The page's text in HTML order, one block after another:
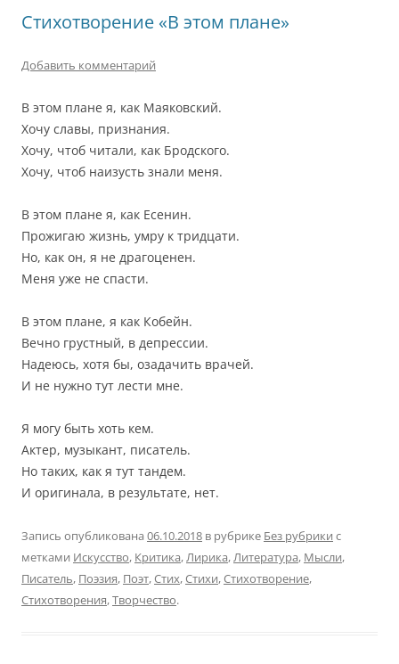
Стихотворение «В этом плане»
Добавить комментарий
В этом плане я, как Маяковский.
Хочу славы, признания.
Хочу, чтоб читали, как Бродского.
Хочу, чтоб наизусть знали меня.
В этом плане я, как Есенин.
Прожигаю жизнь, умру к тридцати.
Но, как он, я не драгоценен.
Меня уже не спасти.
В этом плане, я как Кобейн.
Вечно грустный, в депрессии.
Надеюсь, хотя бы, озадачить врачей.
И не нужно тут лести мне.
Я могу быть хоть кем.
Актер, музыкант, писатель.
Но таких, как я тут тандем.
И оригинала, в результате, нет.
Запись опубликована 06.10.2018 в рубрике Без рубрики с
метками Искусство, Критика,Лирика,Литература, Мысли,
Писатель, Поэзия, Поэт,Стих,Стихи,Стихотворение,
Стихотворения,Творчество.